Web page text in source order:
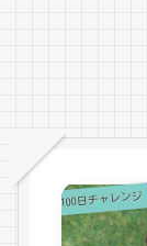
100日チャレンジ